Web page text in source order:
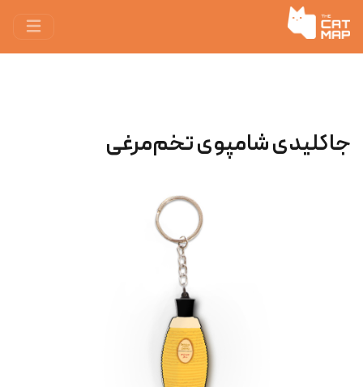
جاکلیدی شامپوی تخم‌مرغی